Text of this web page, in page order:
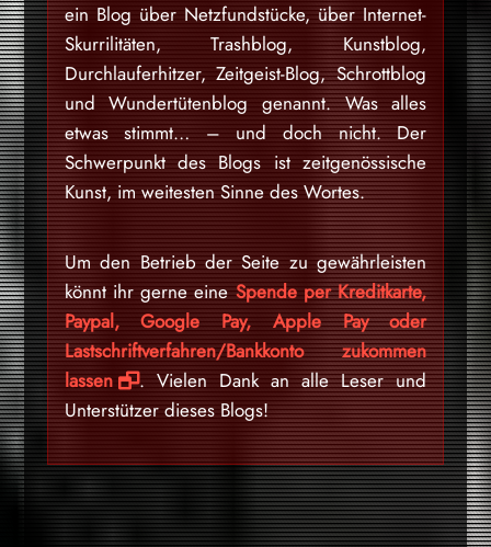
ein Blog über Netzfundstücke, über Internet-
Skurrilitäten, Trashblog, Kunstblog,
Durchlauferhitzer, Zeitgeist-Blog, Schrottblog
und Wundertütenblog genannt. Was alles
etwas stimmt… – und doch nicht. Der
Schwerpunkt des Blogs ist zeitgenössische
Kunst, im weitesten Sinne des Wortes.
Um den Betrieb der Seite zu gewährleisten
könnt ihr gerne eine Spende per Kreditkarte,
Paypal, Google Pay, Apple Pay oder
Lastschriftverfahren/Bankkonto zukommen
lassen
. Vielen Dank an alle Leser und
Unterstützer dieses Blogs!